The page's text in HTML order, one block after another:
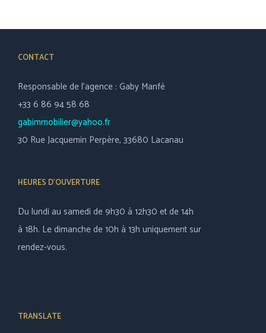
CONTACT
Responsable de l’agence : Gaby Manfé
+33 6 86 94 58 68
gabimmobilier@yahoo.fr
30 Rue Jacquemin Perpère, 33680 Lacanau
HEURES D’OUVERTURE
Du lundi au samedi de 9h30 à 12h30 et de 14h
à 18h. Le dimanche de 10h à 13h uniquement sur
rendez-vous.
TRANSLATE